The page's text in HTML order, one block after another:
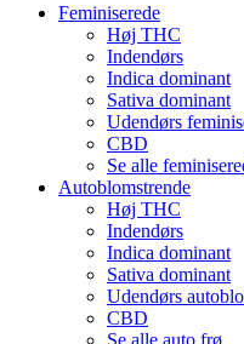
Feminiserede
Høj THC
Indendørs
Indica dominant
Sativa dominant
Udendørs
CBD
Se alle
Autoblomstrende
Høj THC
Indendørs
Indica dominant
Sativa dominant
Udendørs
CBD
Se alle auto frø